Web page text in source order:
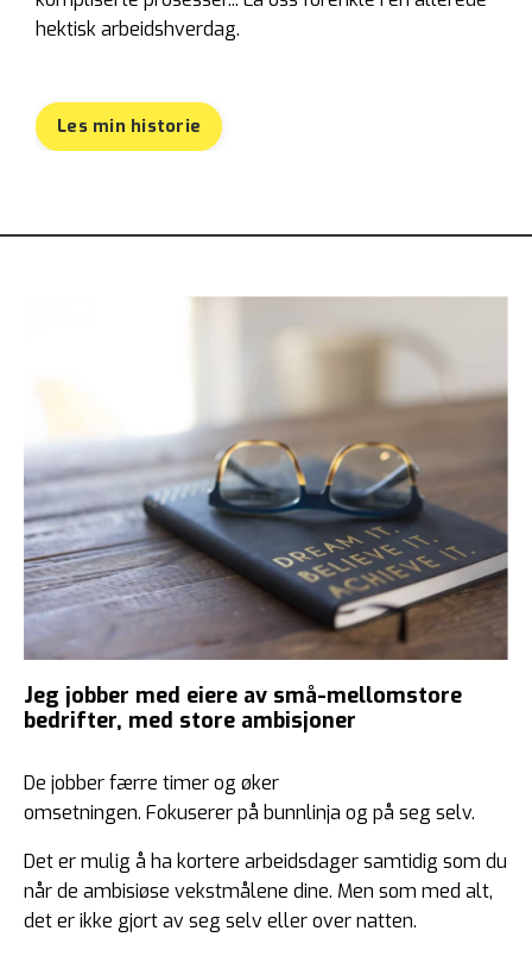
hektisk arbeidshverdag.
Les min historie
Jeg jobber med eiere av små-mellomstore
bedrifter, med store ambisjoner
De jobber færre timer og øker
omsetningen. Fokuserer på bunnlinja og på seg selv.
Det er mulig å ha kortere arbeidsdager samtidig som du
når de ambisiøse vekstmålene dine. Men som med alt,
det er ikke gjort av seg selv eller over natten.